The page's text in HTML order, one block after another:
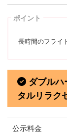
ポイント
長時間のフライ
ダブル
タルリラク
公示料金